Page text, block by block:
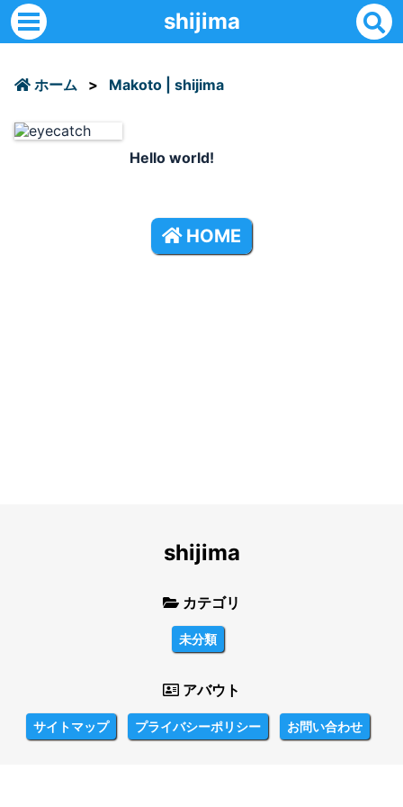
shijima
ホーム > Makoto | shijima
Hello world!
HOME
shijima
カテゴリ
未分類
アバウト
サイトマップ プライバシーポリシー お問い合わせ